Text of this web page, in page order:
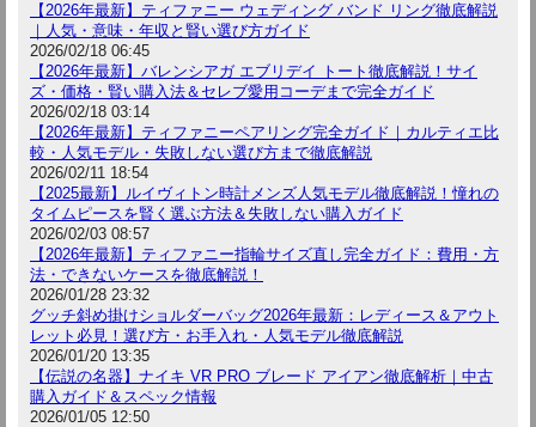
【2026年最新】ティファニー ウェディング バンド リング徹底解説
｜人気・意味・年収と賢い選び方ガイド
2026/02/18 06:45
【2026年最新】バレンシアガ エブリデイ トート徹底解説！サイ
ズ・価格・賢い購入法＆セレブ愛用コーデまで完全ガイド
2026/02/18 03:14
【2026年最新】ティファニーペアリング完全ガイド｜カルティエ比
較・人気モデル・失敗しない選び方まで徹底解説
2026/02/11 18:54
【2025最新】ルイヴィトン時計メンズ人気モデル徹底解説！憧れの
タイムピースを賢く選ぶ方法＆失敗しない購入ガイド
2026/02/03 08:57
【2026年最新】ティファニー指輪サイズ直し完全ガイド：費用・方
法・できないケースを徹底解説！
2026/01/28 23:32
グッチ斜め掛けショルダーバッグ2026年最新：レディース＆アウト
レット必見！選び方・お手入れ・人気モデル徹底解説
2026/01/20 13:35
【伝説の名器】ナイキ VR PRO ブレード アイアン徹底解析｜中古
購入ガイド＆スペック情報
2026/01/05 12:50